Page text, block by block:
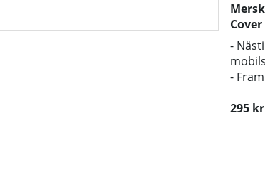
-
-
- Bra
295 kr